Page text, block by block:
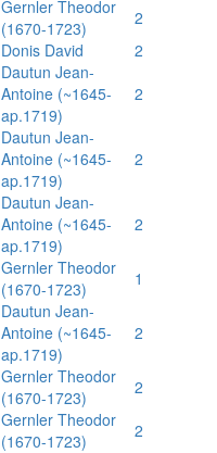
Gernler Theodor
(1670-1723)
2
Donis David
2
Dautun Jean-
Antoine (~1645-
ap.1719)
2
Dautun Jean-
Antoine (~1645-
ap.1719)
2
Dautun Jean-
Antoine (~1645-
ap.1719)
2
Gernler Theodor
(1670-1723)
1
Dautun Jean-
Antoine (~1645-
ap.1719)
2
Gernler Theodor
(1670-1723)
2
Gernler Theodor
(1670-1723)
2